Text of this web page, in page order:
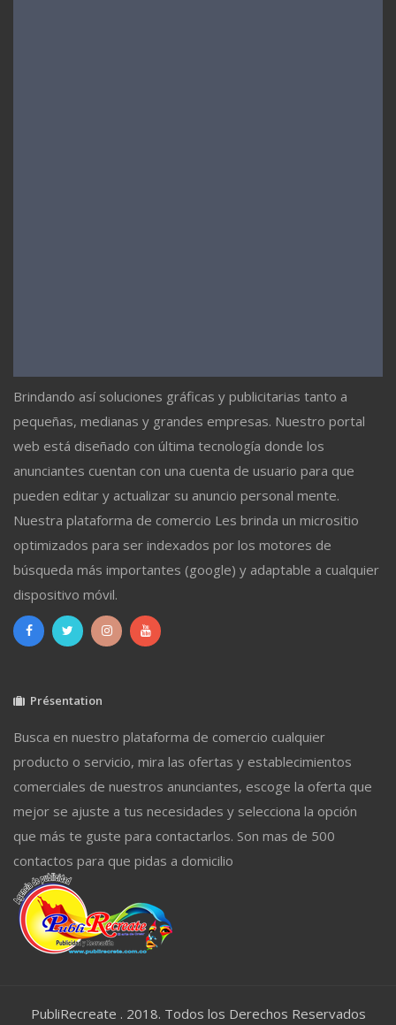
Brindando así soluciones gráficas y publicitarias tanto a
pequeñas, medianas y grandes empresas. Nuestro portal
web está diseñado con última tecnología donde los
anunciantes cuentan con una cuenta de usuario para que
pueden editar y actualizar su anuncio personal mente.
Nuestra plataforma de comercio Les brinda un micrositio
optimizados para ser indexados por los motores de
búsqueda más importantes (google) y adaptable a cualquier
dispositivo móvil.
Présentation
Busca en nuestro plataforma de comercio cualquier
producto o servicio, mira las ofertas y establecimientos
comerciales de nuestros anunciantes, escoge la oferta que
mejor se ajuste a tus necesidades y selecciona la opción
que más te guste para contactarlos. Son mas de 500
contactos para que pidas a domicilio
PubliRecreate . 2018. Todos los Derechos Reservados